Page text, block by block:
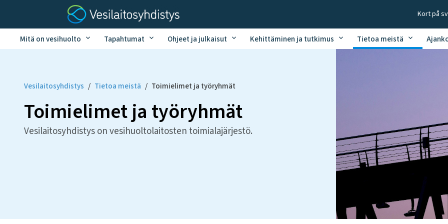
Kort på
Mitä on vesihuolto Tapahtumat Ohjeet ja julkaisut Kehittäminen ja tutkimus Tietoa meistä
Vesilaitosyhdistys / Tietoa meistä / Toimielimet ja työryhmät
Toimielimet ja työryhmät
Vesilaitosyhdistys on vesihuoltolaitosten toimialajärjestö.